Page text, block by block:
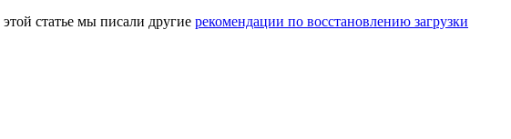
статье мы писали другие рекомендации по восстановлению загрузки